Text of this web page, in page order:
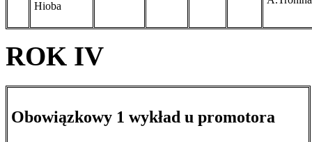
Hioba
ROK IV
Obowiązkowy 1 wykład u promotora